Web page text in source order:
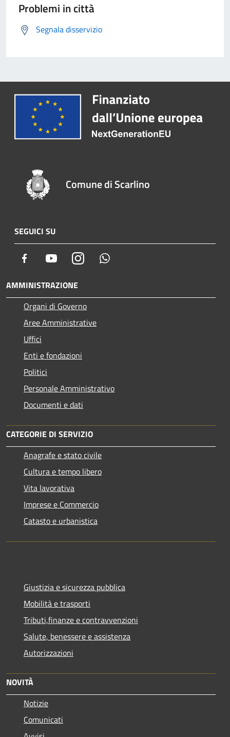
Problemi in città
Segnala disservizio
Comune di Scarlino
SEGUICI SU
Facebook YoutubeInstagram
AMMINISTRAZIONE
Organi di Governo
Aree Amministrative
Uffici
Enti e fondazioni
Politici
Personale Amministrativo
Documenti e dati
CATEGORIE DI SERVIZIO
Anagrafe e stato civile
Cultura e tempo libero
Vita lavorativa
Imprese e Commercio
Catasto e urbanistica
Giustizia e sicurezza pubblica
Mobilità e trasporti
Tributi,finanze e contravvenzioni
Salute, benessere e assistenza
Autorizzazioni
NOVITÀ
Notizie
Comunicati